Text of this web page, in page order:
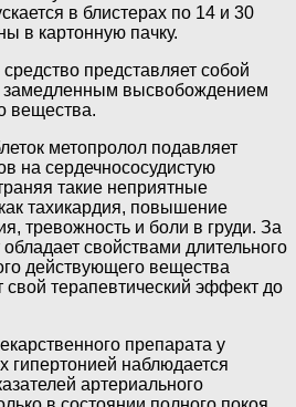
в блистерах по 14 и 30
в картонную пачку.
представляет собой
замедленным высвобождением
вещества.
метопролол подавляет
на сердечнососудистую
такие неприятные
тахикардия, повышение
тревожность и боли в груди. За
обладает свойствами длительного
действующего вещества
свой терапевтический эффект до
препарата у
гипертонией наблюдается
артериального